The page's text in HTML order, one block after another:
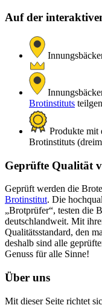
Auf der
Brotinstituts
Produkte mit
Brotinstituts
Geprüfte Qualität
Geprüft werden die
Brotinstitut. Die
„Brotprüfer“, testen die
deutschlandweit. Mit
Qualitätsstandard, den
deshalb sind alle
Genuss für alle Sinne!
Über uns
Mit dieser Seite richtet